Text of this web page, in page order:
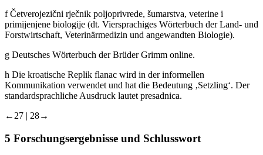
fČetverojezični rječnik poljoprivrede, šumarstva, veterine i
primijenjene biologije (dt. Viersprachiges Wörterbuch der Land- und
Forstwirtschaft, Veterinärmedizin und angewandten Biologie).
g Deutsches Wörterbuch der Brüder Grimm online.
h Die kroatische Replik flanac wird in der informellen
Kommunikation verwendet und hat die Bedeutung ‚Setzling‘. Der
standardsprachliche Ausdruck lautet presadnica.
←27 | 28→
5 Forschungsergebnisse und Schlusswort